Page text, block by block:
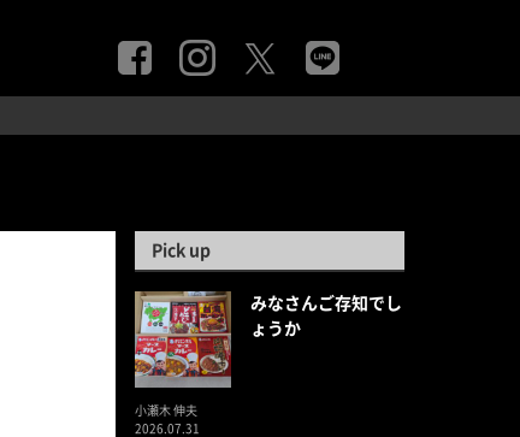
Pick up
みなさんご存知でし
ょうか
小瀬木 伸夫
2026.07.31